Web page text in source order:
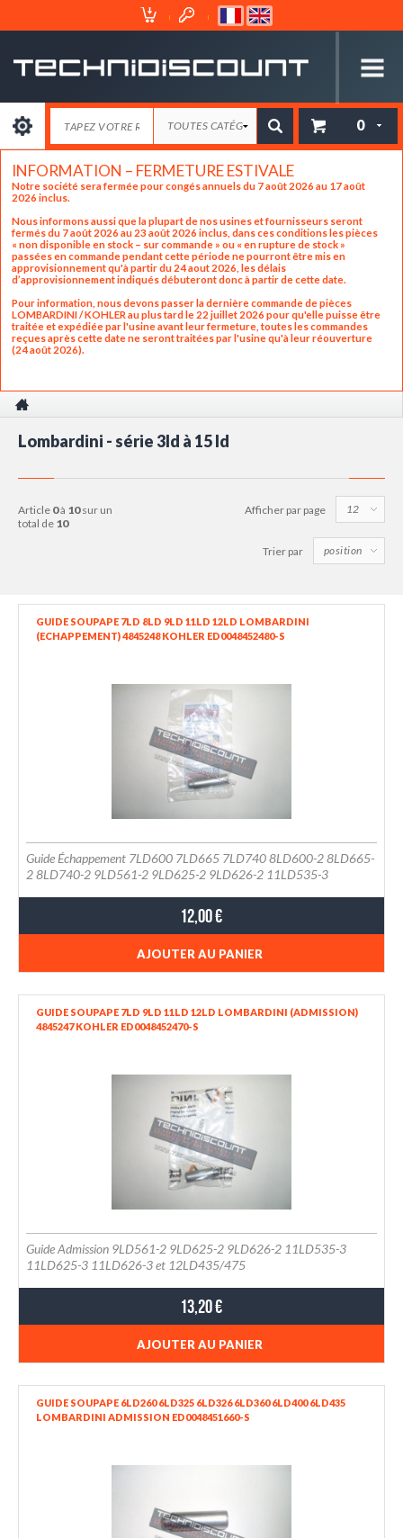
Mon
Espace
0
INFORMATION – FERMETURE ESTIVALE
Notre société sera fermée pour congés annuels du 7 août 2026 au 17 août
2026 inclus.
Nous informons aussi que la plupart de nos usines et fournisseurs seront
fermés du 7 août 2026 au 23 août 2026 inclus, dans ces conditions les pièces
« non disponible en stock – sur commande » ou « en rupture de stock »
passées en commande pendant cette période ne pourront être mis en
approvisionnement qu'à partir du 24 aout 2026, les délais
d’approvisionnement indiqués débuteront donc à partir de cette date.
Pour information, nous devons passer la dernière commande de pièces
LOMBARDINI / KOHLER au plus tard le 22 juillet 2026 pour qu'elle puisse être
traitée et expédiée par l'usine avant leur fermeture, toutes les commandes
reçues après cette date ne seront traitées par l'usine qu'à leur réouverture
(24 août 2026).
Lombardini - série 3ld à 15 ld
article 0à 10sur un
total de 10
Afficher par page
Trier par
GUIDE SOUPAPE 7LD 8LD 9LD 11LD 12LD LOMBARDINI
(ECHAPPEMENT) 4845248 KOHLER ED0048452480-S
Guide Échappement 7LD600 7LD665 7LD740 8LD600-2 8LD665-
2 8LD740-2 9LD561-2 9LD625-2 9LD626-2 11LD535-3
12,00 €
AJOUTER AU PANIER
GUIDE SOUPAPE 7LD 9LD 11LD 12LD LOMBARDINI (ADMISSION)
4845247 KOHLER ED0048452470-S
Guide Admission 9LD561-2 9LD625-2 9LD626-2 11LD535-3
11LD625-3 11LD626-3 et 12LD435/475
13,20 €
AJOUTER AU PANIER
GUIDE SOUPAPE 6LD260 6LD325 6LD326 6LD360 6LD400 6LD435
LOMBARDINI ADMISSION ED0048451660-S